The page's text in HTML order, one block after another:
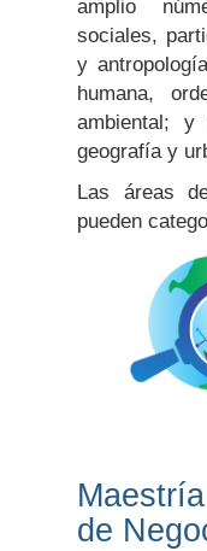
amplio
sociales,
y
humana,
ambiental; y
geografía y
Las áreas
pueden
de